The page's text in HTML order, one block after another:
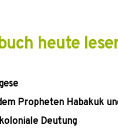
heute
Propheten Habakuk
Deutung